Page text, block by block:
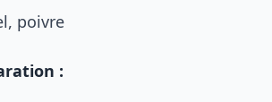
poivre
: